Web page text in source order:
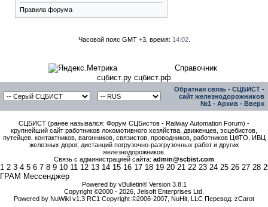
Правила форума
Часовой пояс GMT +3, время: 14:02.
Справочник
сцбист.ру сцбист.рф
Обратная связь - СЦБИСТ -
сайт железнодорожников
№1 - Архив - Вверх
СЦБИСТ (ранее назывался: Форум СЦБистов - Railway Automation Forum) -
крупнейший сайт работников локомотивного хозяйства, движенцев, эсцебистов,
путейцев, контактников, вагонников, связистов, проводников, работников ЦФТО, ИВЦ
железных дорог, дистанций погрузочно-разгрузочных работ и других
железнодорожников.
Связь с администрацией сайта: admin@scbist.com
1 2 3 4 5 6 7 8 9 10 11 12 13 14 15 16 17 18 19 20 21 22 23 24 25 26 27 28
ГРАМ Мессенджер
Powered by vBulletin® Version 3.8.1
Copyright ©2000 - 2026, Jelsoft Enterprises Ltd.
Powered by NuWiki v1.3 RC1 Copyright ©2006-2007, NuHit, LLC Перевод: zCarot